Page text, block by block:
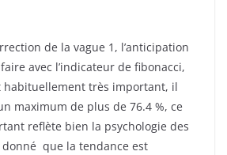
de la vague 1, l’anticipation
avec l’indicateur de fibonacci,
habituellement très important, il
maximum de plus de 76.4 %, ce
reflète bien la psychologie des
que la tendance est